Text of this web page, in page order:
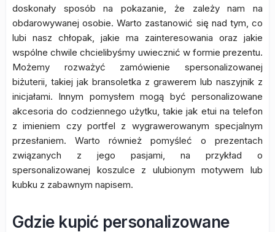
doskonały sposób na pokazanie, że zależy nam na
obdarowywanej osobie. Warto zastanowić się nad tym, co
lubi nasz chłopak, jakie ma zainteresowania oraz jakie
wspólne chwile chcielibyśmy uwiecznić w formie prezentu.
Możemy rozważyć zamówienie spersonalizowanej
biżuterii, takiej jak bransoletka z grawerem lub naszyjnik z
inicjałami. Innym pomysłem mogą być personalizowane
akcesoria do codziennego użytku, takie jak etui na telefon
z imieniem czy portfel z wygrawerowanym specjalnym
przesłaniem. Warto również pomyśleć o prezentach
związanych z jego pasjami, na przykład o
spersonalizowanej koszulce z ulubionym motywem lub
kubku z zabawnym napisem.
Gdzie kupić personalizowane